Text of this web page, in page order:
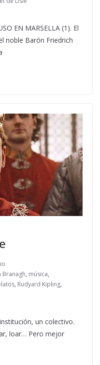
EN MARSELLA (1). El
noble Barón Friedrich
Branagh, música,
, Rudyard Kipling,
un colectivo.
loar… Pero mejor